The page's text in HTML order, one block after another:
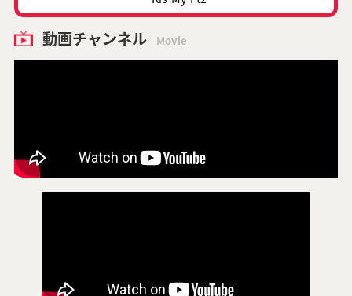
動画チャンネル Movie